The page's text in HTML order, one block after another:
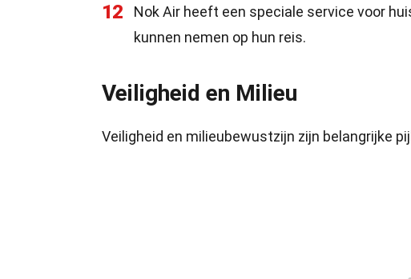
12
Nok Air heeft een speciale service voor
kunnen nemen op hun reis.
Veiligheid en Milieu
Veiligheid en milieubewustzijn zijn belangrijke